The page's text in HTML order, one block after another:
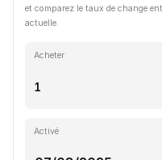
et comparez le taux de change
actuelle.
Acheter
Activé